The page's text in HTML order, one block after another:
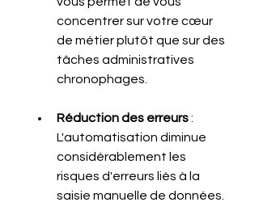
concentrer sur votre cœur
de métier plutôt que sur des
tâches administratives
chronophages.
Réduction des erreurs :
L'automatisation diminue
considérablement les
risques d'erreurs liés à la
saisie manuelle de données.